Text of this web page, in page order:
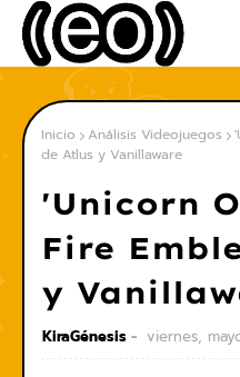
Inicio Análisis Videojuegos
de Atlus y Vanillaware
'Unicorn
Fire
y
KiraGénesis viernes,